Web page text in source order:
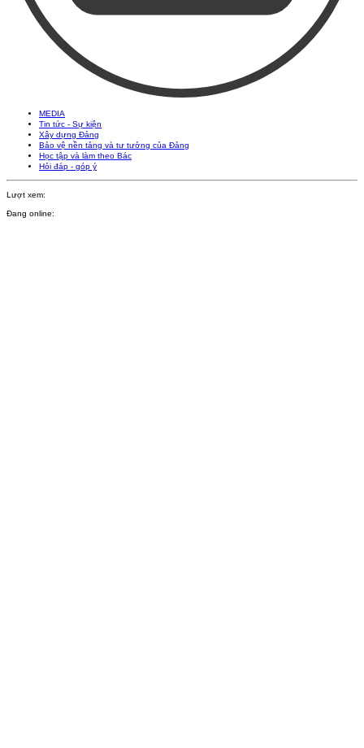
MEDIA
Tin tức - Sự kiện
Xây dựng Đảng
Bảo vệ nền tảng và tư tưởng của Đảng
Học tập và làm theo Bác
Hỏi đáp - góp ý
Lượt xem:
Đang online: